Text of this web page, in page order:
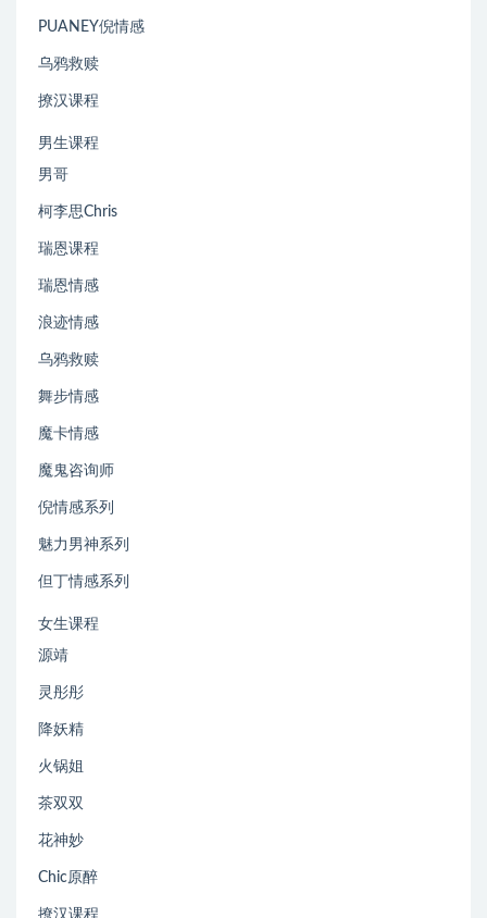
PUANEY倪情感
乌鸦救赎
撩汉课程
男生课程
男哥
柯李思Chris
瑞恩课程
瑞恩情感
浪迹情感
乌鸦救赎
舞步情感
魔卡情感
魔鬼咨询师
倪情感系列
魅力男神系列
但丁情感系列
女生课程
源靖
灵彤彤
降妖精
火锅姐
茶双双
花神妙
Chic原醉